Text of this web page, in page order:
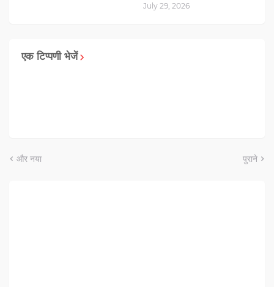
July 29, 2026
एक टिप्पणी भेजें
और नया पुराने